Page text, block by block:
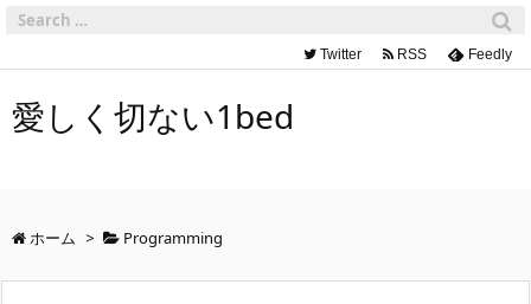
Twitter RSS Feedly
愛しく切ない1bed
ホーム > Programming